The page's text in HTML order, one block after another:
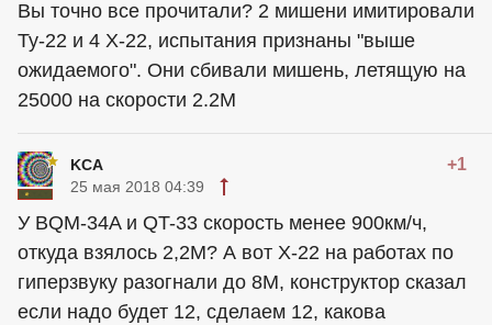
Вы точно все прочитали? 2 мишени имитировали
Ту-22 и 4 Х-22, испытания признаны "выше
ожидаемого". Они сбивали мишень, летящую на
25000 на скорости 2.2М
KCA +1
25 мая 2018 04:39
У BQM-34A и QT-33 скорость менее 900км/ч,
откуда взялось 2,2М? А вот Х-22 на работах по
гиперзвуку разогнали до 8М, конструктор сказал
если надо будет 12, сделаем 12, какова